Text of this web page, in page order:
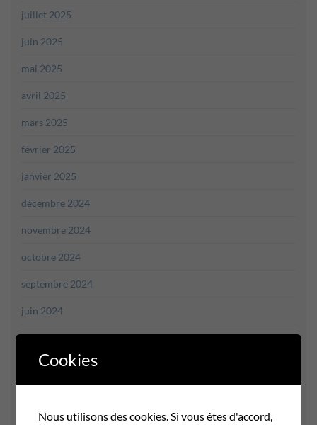
juillet 2025
juin 2025
mai 2025
avril 2025
mars 2025
février 2025
janvier 2025
décembre 2024
novembre 2024
octobre 2024
septembre 2024
juin 2024
mai 2024
avril 2024
février 2024
Cookies
Nous utilisons des cookies. Si vous êtes d'accord,